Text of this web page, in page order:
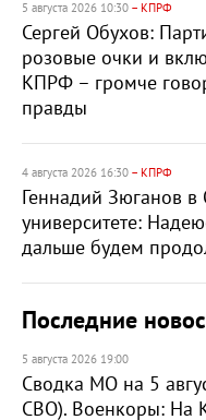
5 августа 2026 10:30 – КПРФ
Сергей Обухов:
розовые очки и
КПРФ – громче
правды
4 августа 2026 16:30 – КПРФ
Геннадий Зюганов
университете:
дальше будем
Последние
5 августа 2026 19:00
Сводка МО на 5
СВО). Военкоры: На